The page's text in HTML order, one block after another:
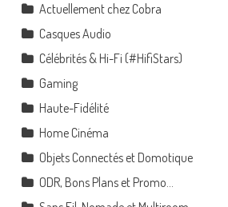
Actuellement chez Cobra
Casques Audio
Célébrités & Hi-Fi (#HifiStars)
Gaming
Haute-Fidélité
Home Cinéma
Objets Connectés et Domotique
ODR, Bons Plans et Promo…